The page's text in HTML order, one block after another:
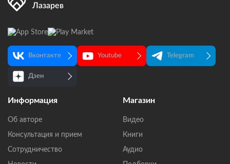
Лазарев
Вконтакте Youtube Telegram
Дзен
Информация
Об авторе
Консультация и прием
Сотрудничество
Магазин
Видео
Книги
Аудио